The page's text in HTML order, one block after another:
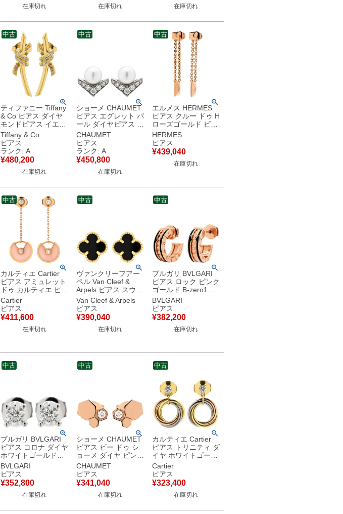
在庫切れ 在庫切れ
VCARA38800 【箱】
在庫切れ
ティファニー Tiffany
& Co ピアス ダイヤ
モンドピアス イエロ
ーゴールド T&Co.
Au750 18K 18金 リ
ボン 結び目デザイン
【中古】中古美品
Tiffany & Co
ピアス
ランク: A
¥480,200
在庫切れ
中古
ショーメ CHAUMET
ピアス エグレット パ
ール ダイヤピアス パ
ールホワイト×ホワイ
トゴールド K18
Au750 V字型 ダイヤ
【中古】中古美品
CHAUMET
ピアス
ランク: A
¥450,800
在庫切れ
中古
エルメス HERMES
ピアス クルー ドゥ H
ローズゴールド ピン
クゴールド 750 18K
PG スタッズ ドロッ
プ スウィング 【箱】
【中古】
HERMES
ピアス
¥439,040
在庫切れ
中古
カルティエ Cartier
ピアス アミュレット
ドゥ カルティエ ピン
クゴールド×ピンク
K18PG Au750 18K
18金 ピンクオパール
ダイヤ タリスマン
【保証書】 【中古】
Cartier
ピアス
¥411,600
在庫切れ
中古
ヴァンクリーフアー
ペル Van Cleef &
Arpels ピアス スウィ
ート アルハンブラ ブ
ラック×イエローゴー
ルド 黒 750 YG 18K
VCARA44900 【中
Van Cleef & Arpels
ピアス
¥390,040
在庫切れ
中古
ブルガリ BVLGARI
ピアス ロック ピンク
ゴールド B-zero1
BVLGARI Au750 18K
18金 ブラックセラミ
ック 357567 【中
古】
BVLGARI
ピアス
¥382,200
在庫切れ
中古
ブルガリ BVLGARI
ピアス コロナ ダイヤ
ホワイトゴールド
750 18K 18金 1粒 1
石 【箱】 【中古】
BVLGARI
ピアス
¥352,800
在庫切れ
中古
ショーメ CHAUMET
ピアス ビー ドゥ シ
ョーメ ダイヤ ピンク
ゴールド 1石 ビーマ
イラブ ハニカム
083985-000 【保証
書】 【中古】
CHAUMET
ピアス
¥341,040
在庫切れ
中古
カルティエ Cartier
ピアス トリニティ ダ
イヤ ホワイトゴール
ド×イエローゴールド
×ピンクゴールド 1P
1粒 750 18K スリー
カラー ブリリアント
カット 【中古】
Cartier
ピアス
¥323,400
在庫切れ
中古